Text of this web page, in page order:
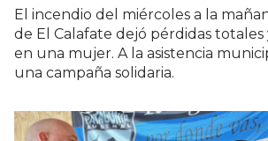
El incendio del miércoles a la
de El Calafate dejó pérdidas totales
en una mujer. A la asistencia
una campaña solidaria.